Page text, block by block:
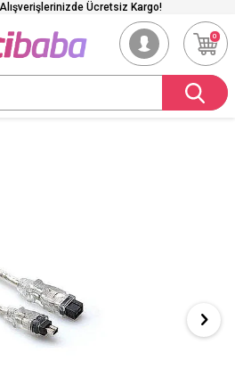
Ücretsiz Kargo!
0